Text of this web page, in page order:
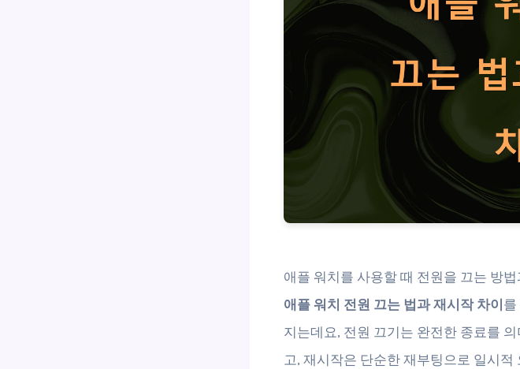
애플 워치를 사용할 때 전원을 끄는 방
애플 워치 전원 끄는 법과 재시작 차이 를
지는데요, 전원 끄기는 완전한 종료를
고, 재시작은 단순한 재부팅으로 일시